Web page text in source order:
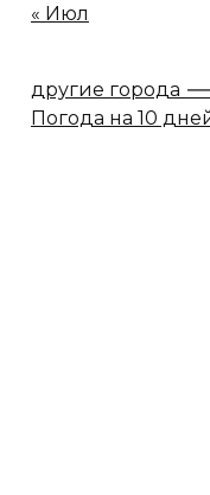
« Июл
другие
Погода на 10